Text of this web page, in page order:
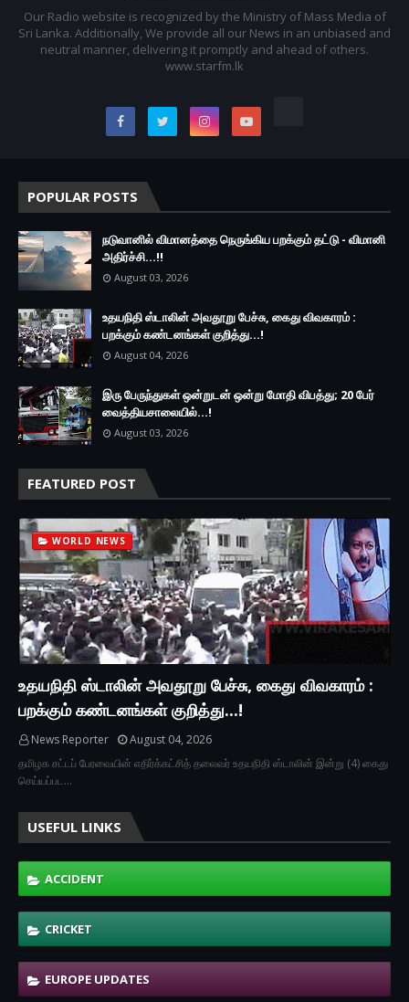
Our Radio website is recognized by the Ministry of Mass Media of
Sri Lanka. Additionally, We provide all our News in an unbiased and
neutral manner, delivering it promptly and ahead of others.
www.starfm.lk
POPULAR POSTS
நடுவானில் விமானத்தை நெருங்கிய பறக்கும் தட்டு - விமானி
அதிர்ச்சி...!!
August 03, 2026
உதயநிதி ஸ்டாலின் அவதூறு பேச்சு, கைது விவகாரம் :
பறக்கும் கண்டனங்கள் குறித்து...!
August 04, 2026
இரு ப‍ேருந்துகள் ஒன்றுடன் ஒன்று மோதி விபத்து; 20 பேர்
வைத்தியசாலையில்...!
August 03, 2026
FEATURED POST
WORLD NEWS
உதயநிதி ஸ்டாலின் அவதூறு பேச்சு, கைது விவகாரம் :
பறக்கும் கண்டனங்கள் குறித்து...!
News Reporter
August 04, 2026
தமிழக சட்டப் பேரவையின் எதிர்க்கட்சித் தலைவர் உதயநிதி ஸ்டாலின் இன்று (4) கைது
செய்யப்பட…
USEFUL LINKS
ACCIDENT
CRICKET
EUROPE UPDATES